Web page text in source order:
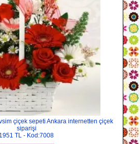
çiçek sepeti Ankara internetten çiçek
siparişi
1951 TL - Kod:7008